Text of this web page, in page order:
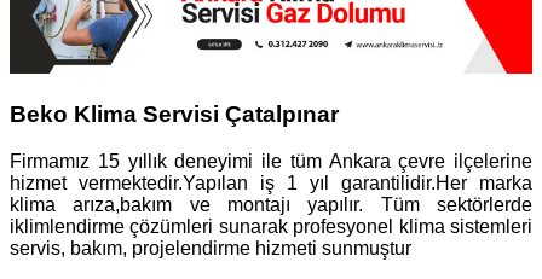
Beko Klima Servisi Çatalpınar
Firmamız 15 yıllık deneyimi ile tüm Ankara çevre ilçelerine
hizmet vermektedir.Yapılan iş 1 yıl garantilidir.Her marka
klima arıza,bakım ve montajı yapılır. Tüm sektörlerde
iklimlendirme çözümleri sunarak profesyonel klima sistemleri
servis, bakım, projelendirme hizmeti sunmuştur